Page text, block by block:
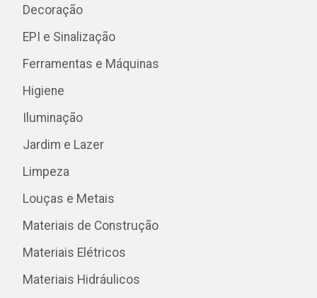
Decoração
EPI e Sinalização
Ferramentas e Máquinas
Higiene
Iluminação
Jardim e Lazer
Limpeza
Louças e Metais
Materiais de Construção
Materiais Elétricos
Materiais Hidráulicos